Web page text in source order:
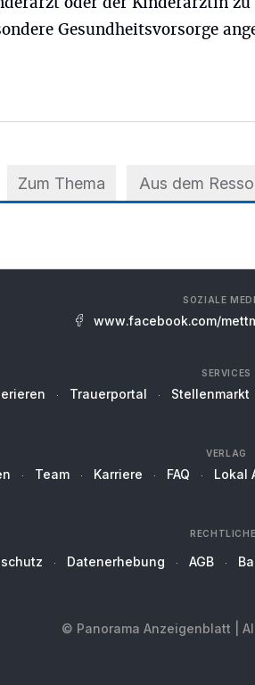
Gesundheitsvorsorge
Zum Thema Aus dem
SOZIALE
www.facebook.com/
SERVICES
Trauerportal Stellenmarkt
VERLAG
Team Karriere FAQ Lokal
Datenerhebung AGB
© Panorama Anzeigenblatt |